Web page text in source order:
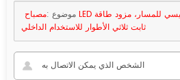
موضوع :مصباح LED مغناطيسي للمسار، مزود طاقة LED قابل للتعتيم بجهد
ثابت ثلاثي الأطوار للاستخدام الداخلي